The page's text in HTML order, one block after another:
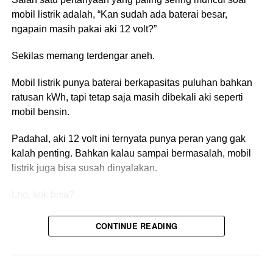
jauh tanpa perlu kesusahan mengisi ulang bahan bakar.
Kapasitas dan kinerja yang tinggi
Bus diesel memiliki kapasitas penumpang yang lebih
penumpang yang lebih berat dan berbagai kondisi jalan
dengan baik.
Pengalaman yang terbukti
Bus diesel telah digunakan secara luas dan terbukti di
banyak negara selama bertahun-tahun. Meskipun
tenaga listrik mungkin menjadi pilihan yang lebih populer
Tapi sejujurnya, sebagai penumpang mau bus listrik atau
roda pendaratan pesawat.
Tembus 269 Km/Jam Demi
mobil listrik adalah, “Kan sudah ada baterai besar,
ngapain masih pakai aki 12 volt?”
Sekilas memang terdengar aneh.
Mobil listrik punya baterai berkapasitas puluhan bahkan
ratusan kWh, tapi tetap saja masih dibekali aki seperti
mobil bensin.
Padahal, aki 12 volt ini ternyata punya peran yang gak
kalah penting. Bahkan kalau sampai bermasalah, mobil
listrik juga bisa susah dinyalakan.
Baterai Besar Bukan Buat
Nyalain Semua Sistem
CONTINUE READING